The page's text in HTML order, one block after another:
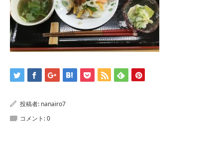
投稿者: nanairo7
コメント:0